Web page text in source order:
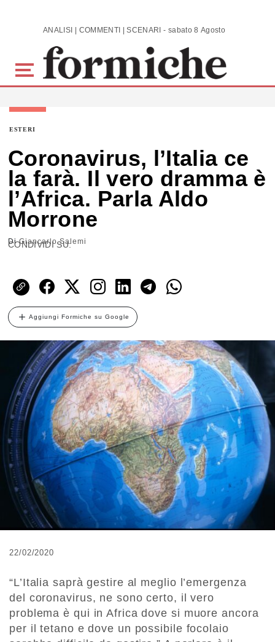
Skip to main content ANALISI | COMMENTI | SCENARI - sabato 8 Agosto 2026
ESTERI
Coronavirus, l’Italia ce
la farà. Il vero dramma è
l’Africa. Parla Aldo
Morrone
DiGiancarlo Salemi
CONDIVIDI SU:
Aggiungi Formiche su Google
22/02/2020
“L’Italia saprà gestire al meglio l’emergenza
del coronavirus, ne sono certo, il vero
problema è qui in Africa dove si muore ancora
per il tetano e dove un possibile focolaio